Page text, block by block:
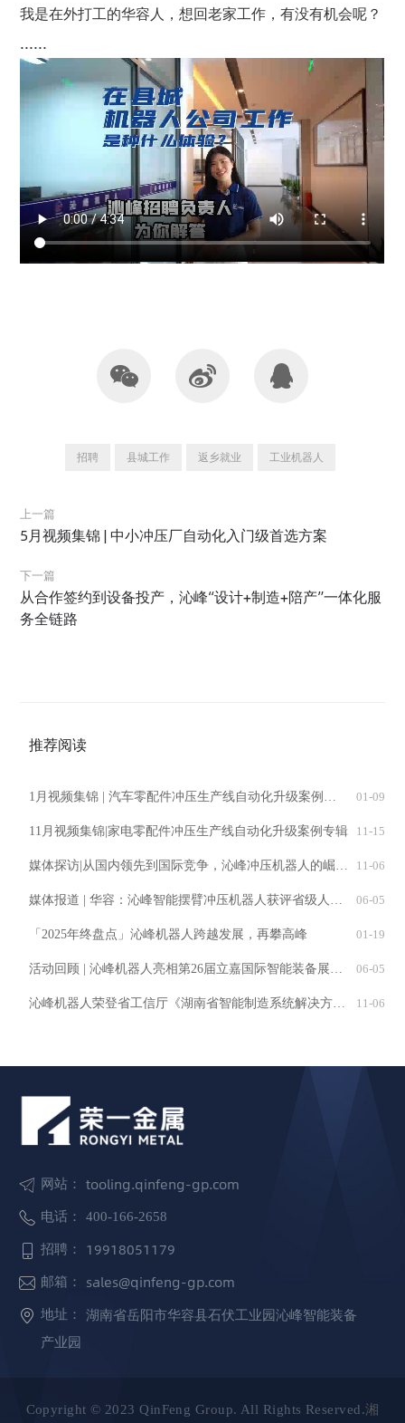
我是在外打工的华容人，想回老家工作，有没有机会呢？
......
招聘 县城工作 返乡就业 工业机器人
5月视频集锦 | 中小冲压厂自动化入门级首选方案
上一篇
从合作签约到设备投产，沁峰“设计+制造+陪产”一体化服
务全链路
下一篇
推荐阅读
1月视频集锦 | 汽车零配件冲压生产线自动化升级案例专辑 01-09
11月视频集锦|家电零配件冲压生产线自动化升级案例专辑 11-15
媒体探访|从国内领先到国际竞争，沁峰冲压机器人的崛起之路 11-06
媒体报道 | 华容：沁峰智能摆臂冲压机器人获评省级人工智能终端产品 06-05
「2025年终盘点」沁峰机器人跨越发展，再攀高峰 01-19
活动回顾 | 沁峰机器人亮相第26届立嘉国际智能装备展览会，展示冲压自动化解决方案 06-05
沁峰机器人荣登省工信厅《湖南省智能制造系统解决方案供应商推荐目录》 11-06
网站： tooling.qinfeng-gp.com
电话： 400-166-2658
招聘： 19918051179
邮箱： sales@qinfeng-gp.com
地址：
湖南省岳阳市华容县石伏工业园沁峰智能装备
产业园
Copyright © 2023 QinFeng Group. All Rights Reserved.湘